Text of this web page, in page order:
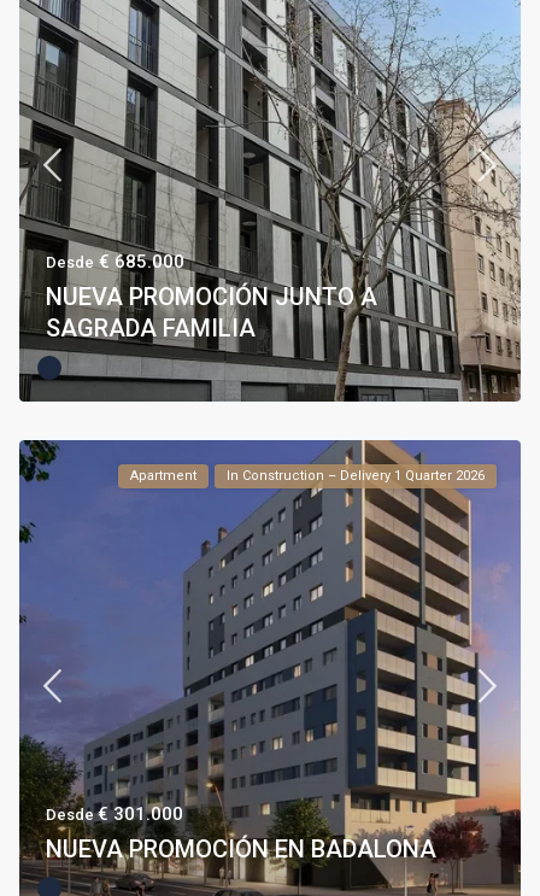
Desde € 685.000
NUEVA PROMOCIÓN JUNTO A
SAGRADA FAMILIA
Apartment In Construction – Delivery 1 Quarter 2026
Desde€ 301.000
NUEVA PROMOCIÓN EN BADALONA